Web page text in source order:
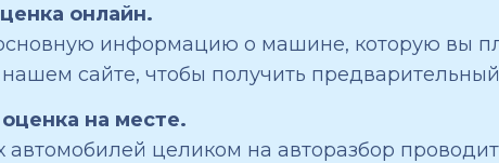
онлайн.
информацию о машине, которую вы
сайте, чтобы получить предварительный
на месте.
автомобилей целиком на авторазбор